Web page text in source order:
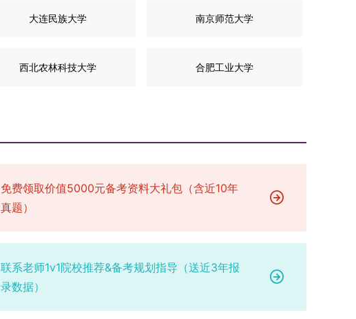
大连民族大学 南京师范大学
西北农林科技大学 合肥工业大学
免费领取价值5000元备考资料大礼包（含近10年
真题）
联系老师1v1院校推荐&备考规划指导（送近3年报
录数据）